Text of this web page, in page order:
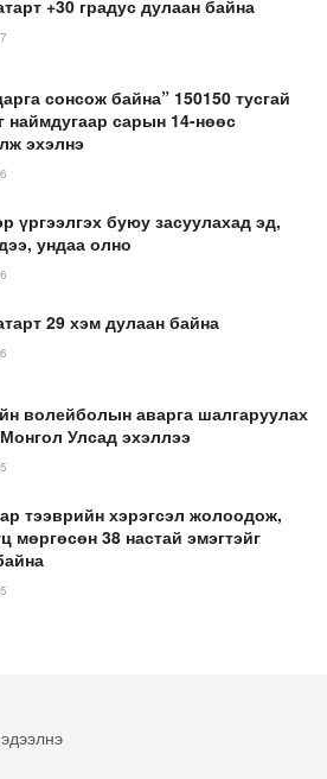
+30 градус дулаан байна
сонсож байна” 150150 тусгай
наймдугаар сарын 14-нөөс
эхэлнэ
үргээлгэх буюу засуулахад эд,
ундаа олно
29 хэм дулаан байна
волейболын аварга шалгаруулах
Улсад эхэллээ
тээврийн хэрэгсэл жолоодож,
мөргөсөн 38 настай эмэгтэйг